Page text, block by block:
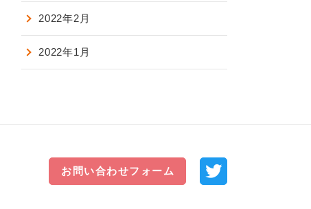
2022年2月
2022年1月
お問い合わせフォーム